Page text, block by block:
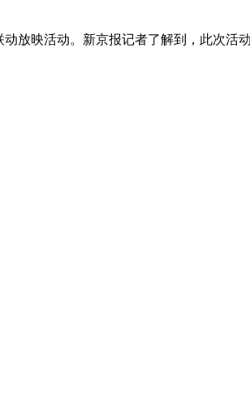
放映活动。新京报记者了解到，此次活